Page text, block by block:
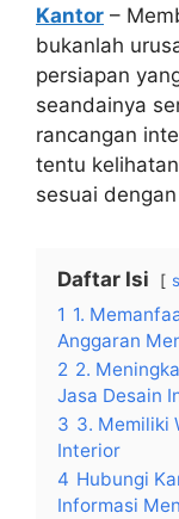
Kantor –
bukanlah
persiapan
seandainya
rancangan
tentu
sesuai
Daftar Isi
1 1.
Anggaran
2 2.
Jasa Desain
3 3. Memiliki
Interior
4 Hubungi
Informasi